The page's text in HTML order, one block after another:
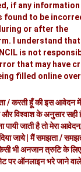
if any information
found to be
or after the
I understand
is not
that may have
filled online
/ करती हूँ की इस आवेदन में
और विश्वाश के अनुसार सही
जाती है तो मेरा
जाये | मैं समझता /
भी अनजान त्रुटि के लिए
पर ऑनलाइन भरे जाने